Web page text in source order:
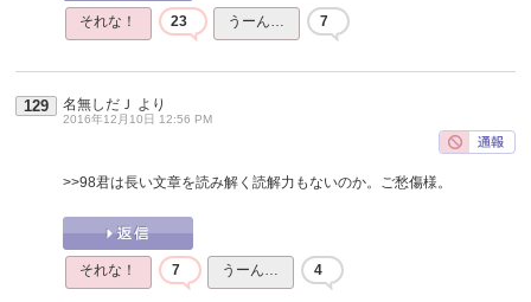
それな！ 23 うーん… 7
129 名無しだＪ より
2016年12月10日 12:56 PM
>>98君は長い文章を読み解く読解力もないのか。ご愁傷様。
それな！ 7 うーん… 4